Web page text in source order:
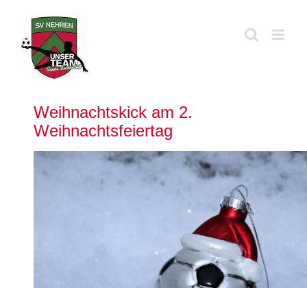
springen
Weihnachtskick am 2.
Weihnachtsfeiertag
Zeige
grösseres